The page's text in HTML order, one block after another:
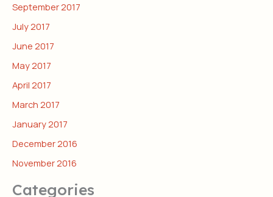
September 2017
July 2017
June 2017
May 2017
April 2017
March 2017
January 2017
December 2016
November 2016
Categories